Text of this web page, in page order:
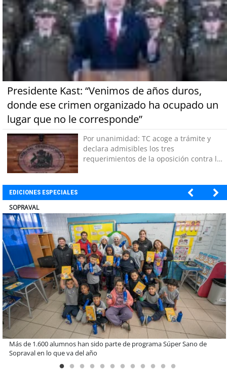
Presidente Kast: “Venimos de años duros,
donde ese crimen organizado ha ocupado un
lugar que no le corresponde”
Por unanimidad: TC acoge a trámite y
declara admisibles los tres
requerimientos de la oposición contra la
EDICIONES ESPECIALES
ULTRAPORT
Estudiantes de la UCN desarrollan tecnología para modernizar la
operación de Ultraport Coquimbo